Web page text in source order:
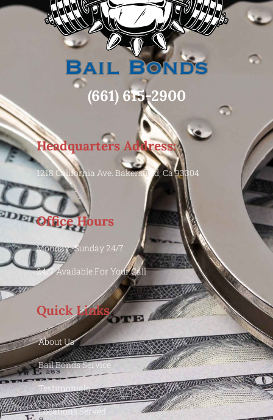
(661) 615-2900
Headquarters Address:
1218 California Ave. Bakersfield, Ca 93304
Office Hours
Monday -Sunday 24/7
24/7 Available For Your Call
Quick Links
About Us
Bail Bonds Service
Testimonials
Locations Served